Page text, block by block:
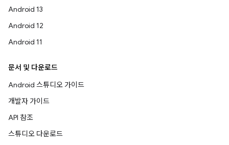
Android 13
Android 12
Android 11
문서 및 다운로드
Android 스튜디오 가이드
개발자 가이드
API 참조
스튜디오 다운로드